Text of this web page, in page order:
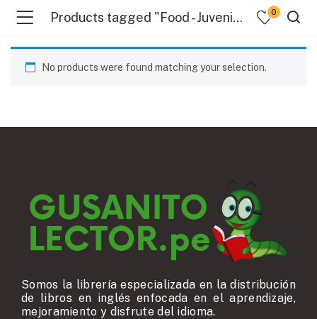
Products tagged "Food - Juvenile Fiction" 0
No products were found matching your selection.
Somos la librería especializada en la distribución
de libros en inglés enfocada en el aprendizaje,
mejoramiento y disfrute del idioma.